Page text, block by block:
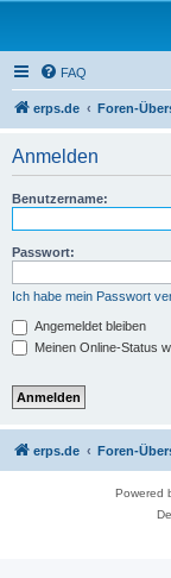
FAQ
erps.de Foren-
Anmelden
Benutzername:
Passwort:
Ich habe mein Passwort
Angemeldet bleiben
Meinen Online-Status
erps.de Foren-
Powered